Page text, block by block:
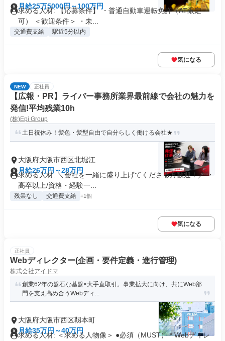
月給25万5000円～100万円
求める人材: 【応募条件】 ・普通自動車運転免許（AT限定
可） ＜歓迎条件＞ ・未...
交通費支給 駅近5分以内
気になる
NEW 正社員
【広報・PR】ライバー事務所業界最前線で会社の魅力を
発信!平均残業10h
(株)Epi Group
土日祝休み！髪色・髪型自由で自分らしく働ける会社★
大阪府大阪市西区北堀江
月給26万円～28万円
求める人材: ＼会社を一緒に盛り上げてくださる方歓迎！／ ・
高卒以上/資格・経験一...
残業なし 交通費支給 +1個
気になる
正社員
Webディレクター(企画・要件定義・進行管理)
株式会社アイドマ
創業62年の盤石な基盤×大手直取引。事業拡大に向け、共にWeb部
門を支え高め合うWebディ...
大阪府大阪市西区靱本町
月給35万円～40万円
求める人材: ＜求める人物像＞ ●必須（MUST） * Webディレ